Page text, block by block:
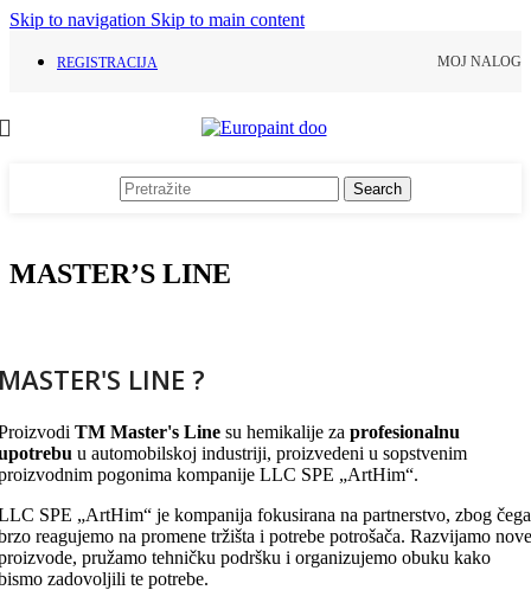
Skip to navigation Skip to main content
REGISTRACIJA MOJ NALOG
Search
MASTER’S LINE
LINE ?
TM Master's Line su hemikalije za profesionalnu
u automobilskoj industriji, proizvedeni u sopstvenim
pogonima kompanije LLC SPE „ArtHim“.
SPE „ArtHim“ je kompanija fokusirana na partnerstvo, zbog čega
reagujemo na promene tržišta i potrebe potrošača. Razvijamo nove
pružamo tehničku podršku i organizujemo obuku kako
zadovoljili te potrebe.